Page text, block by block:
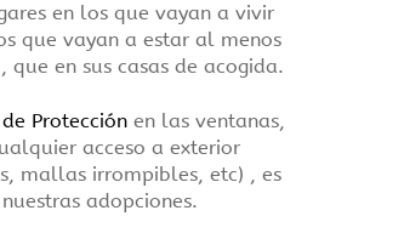
en los que vayan a vivir
que vayan a estar al menos
que en sus casas de acogida.
Protección en las ventanas,
acceso a exterior
mallas irrompibles, etc) , es
adopciones.